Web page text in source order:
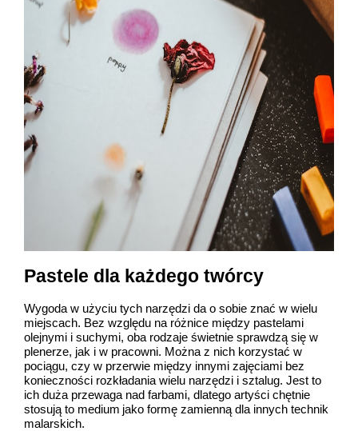
Pastele dla każdego twórcy
Wygoda w użyciu tych narzędzi da o sobie znać w wielu
miejscach. Bez względu na różnice między pastelami
olejnymi i suchymi, oba rodzaje świetnie sprawdzą się w
plenerze, jak i w pracowni. Można z nich korzystać w
pociągu, czy w przerwie między innymi zajęciami bez
konieczności rozkładania wielu narzędzi i sztalug. Jest to
ich duża przewaga nad farbami, dlatego artyści chętnie
stosują to medium jako formę zamienną dla innych technik
malarskich.